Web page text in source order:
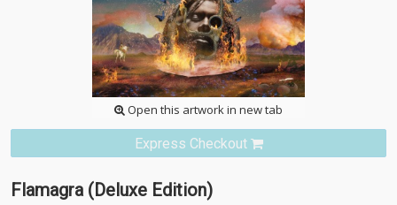
Open this artwork in new tab
Express Checkout
Flamagra (Deluxe Edition)